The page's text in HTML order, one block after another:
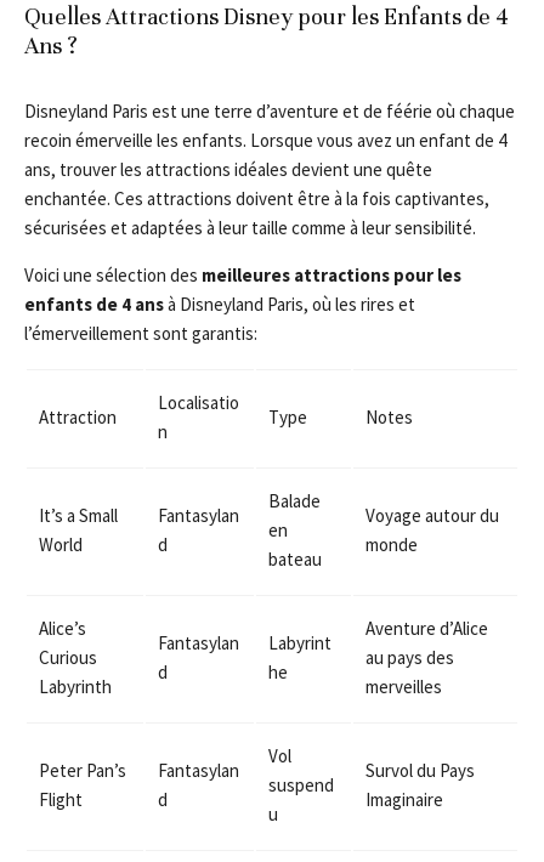
Quelles Attractions Disney pour les Enfants de 4
Ans ?
Disneyland Paris est une terre d’aventure et de féérie où chaque
recoin émerveille les enfants. Lorsque vous avez un enfant de 4
ans, trouver les attractions idéales devient une quête
enchantée. Ces attractions doivent être à la fois captivantes,
sécurisées et adaptées à leur taille comme à leur sensibilité.
Voici une sélection des meilleures attractions pour les
enfants de 4 ansà Disneyland Paris, où les rires et
l’émerveillement sont garantis:
Attraction
Localisatio
n
Type Notes
It’s a Small
World
Fantasylan
d
Balade
en
bateau
Voyage autour du
monde
Alice’s
Curious
Labyrinth
Fantasylan
d
Labyrint
he
Aventure d’Alice
au pays des
merveilles
Peter Pan’s
Flight
Fantasylan
d
Vol
suspend
u
Survol du Pays
Imaginaire